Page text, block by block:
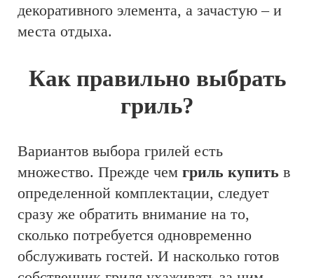
декоративного элемента, а зачастую – и
места отдыха.
Как правильно выбрать
гриль?
Вариантов выбора грилей есть
множество. Прежде чем гриль купить в
определенной комплектации, следует
сразу же обратить внимание на то,
сколько потребуется одновременно
обслуживать гостей. И насколько готов